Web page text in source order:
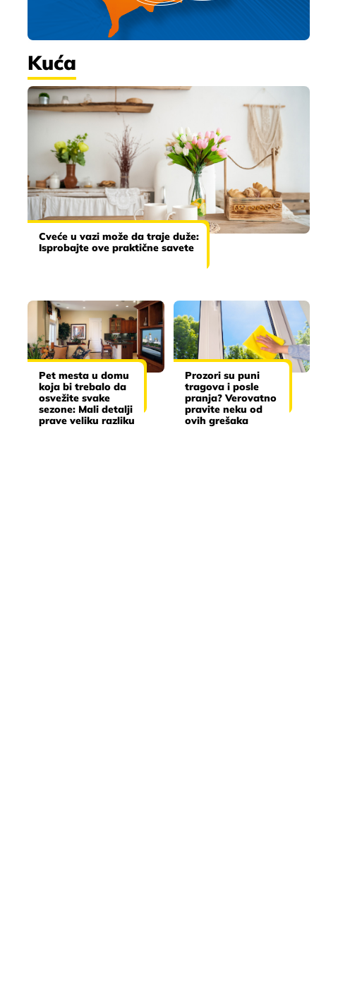
Kuća
Cveće u vazi može da traje duže:
Isprobajte ove praktične savete
Pet mesta u domu
koja bi trebalo da
osvežite svake
sezone: Mali detalji
prave veliku razliku
Prozori su puni
tragova i posle
pranja? Verovatno
pravite neku od
ovih grešaka